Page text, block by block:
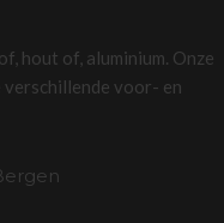
hout of, aluminium. Onze
voor- en